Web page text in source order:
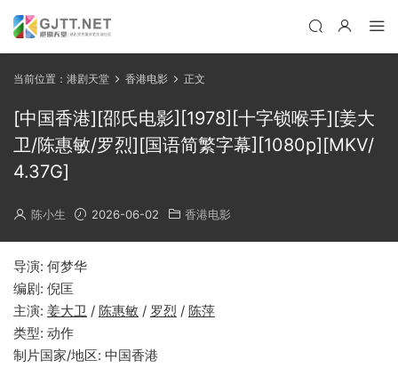
当前位置： 港剧天堂 香港电影 正文
[中国香港][邵氏电影][1978][十字锁喉手][姜大
卫/陈惠敏/罗烈][国语简繁字幕][1080p][MKV/
4.37G]
陈小生 2026-06-02 香港电影
导演: 何梦华
编剧: 倪匡
主演: 姜大卫 / 陈惠敏 / 罗烈 / 陈萍
类型: 动作
制片国家/地区: 中国香港